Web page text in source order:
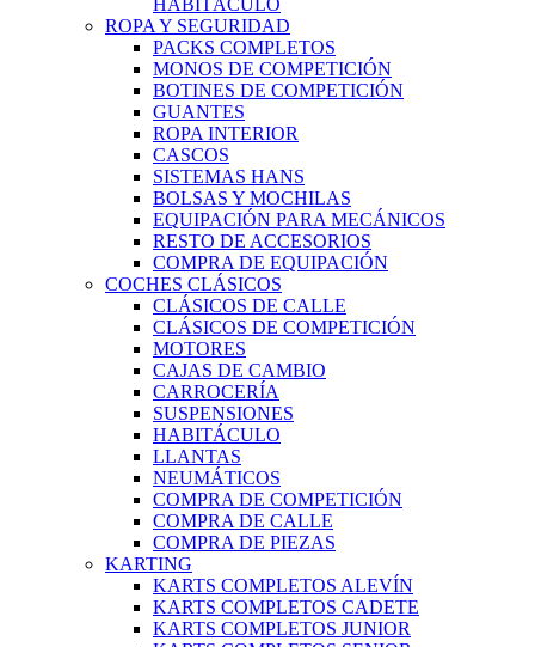
HABITÁCULO
ROPA Y SEGURIDAD
PACKS COMPLETOS
MONOS DE COMPETICIÓN
BOTINES DE COMPETICIÓN
GUANTES
ROPA INTERIOR
CASCOS
SISTEMAS HANS
BOLSAS Y MOCHILAS
EQUIPACIÓN PARA MECÁNICOS
RESTO DE ACCESORIOS
COMPRA DE EQUIPACIÓN
COCHES CLÁSICOS
CLÁSICOS DE CALLE
CLÁSICOS DE COMPETICIÓN
MOTORES
CAJAS DE CAMBIO
CARROCERÍA
SUSPENSIONES
HABITÁCULO
LLANTAS
NEUMÁTICOS
COMPRA DE COMPETICIÓN
COMPRA DE CALLE
COMPRA DE PIEZAS
KARTING
KARTS COMPLETOS ALEVÍN
KARTS COMPLETOS CADETE
KARTS COMPLETOS JUNIOR